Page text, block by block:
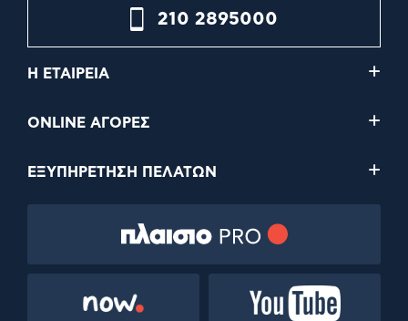
210 2895000
Η ΕΤΑΙΡΕΙΑ
ONLINE ΑΓΟΡΕΣ
ΕΞΥΠΗΡΕΤΗΣΗ ΠΕΛΑΤΩΝ